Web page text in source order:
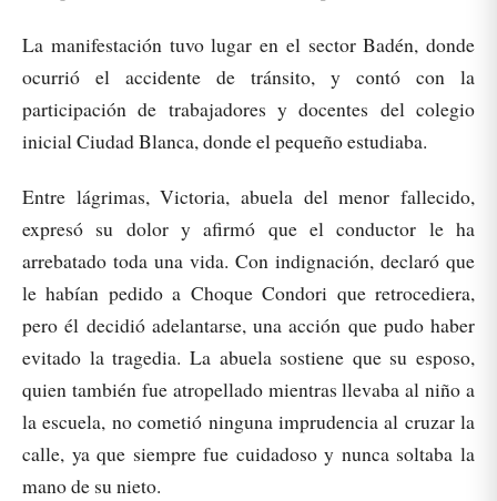
La manifestación tuvo lugar en el sector Badén, donde
ocurrió el accidente de tránsito, y contó con la
participación de trabajadores y docentes del colegio
inicial Ciudad Blanca, donde el pequeño estudiaba.
Entre lágrimas, Victoria, abuela del menor fallecido,
expresó su dolor y afirmó que el conductor le ha
arrebatado toda una vida. Con indignación, declaró que
le habían pedido a Choque Condori que retrocediera,
pero él decidió adelantarse, una acción que pudo haber
evitado la tragedia. La abuela sostiene que su esposo,
quien también fue atropellado mientras llevaba al niño a
la escuela, no cometió ninguna imprudencia al cruzar la
calle, ya que siempre fue cuidadoso y nunca soltaba la
mano de su nieto.